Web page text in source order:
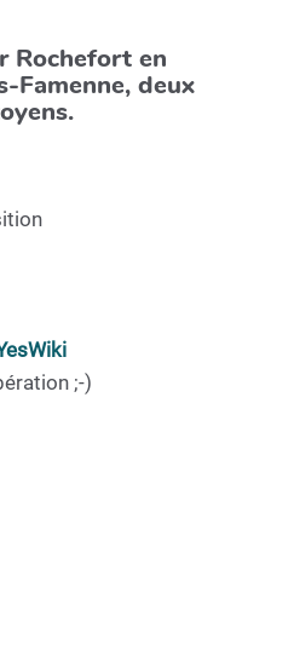
Rochefort en
Famenne, deux
;-)